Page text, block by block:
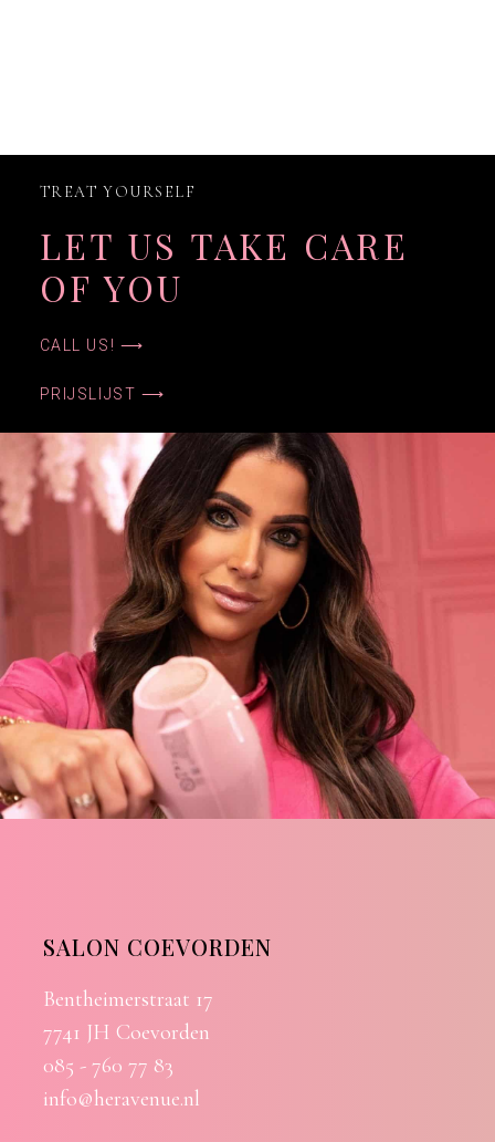
TREAT YOURSELF
LET US TAKE CARE
OF YOU
CALL US! ⟶
PRIJSLIJST ⟶
SALON COEVORDEN
Bentheimerstraat 17
7741 JH Coevorden
085 - 760 77 83
info@heravenue.nl